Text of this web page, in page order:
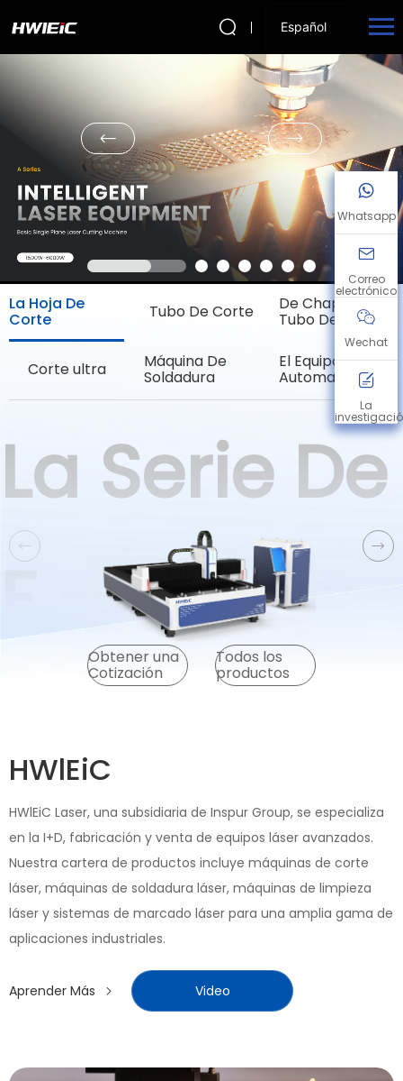
Español
La Hoja De
Corte Tubo De Corte De Chapa Y
Tubo De Corte
Corte ultra Máquina De
Soldadura
El Equipo De La
Automatización
La Serie De
Obtener una
Cotización
Todos los
productos
HWlEiC
HWlEiC Laser, una subsidiaria de Inspur Group, se especializa
en la I+D, fabricación y venta de equipos láser avanzados.
Nuestra cartera de productos incluye máquinas de corte
láser, máquinas de soldadura láser, máquinas de limpieza
láser y sistemas de marcado láser para una amplia gama de
aplicaciones industriales.
Aprender Más Video
Whatsapp
Correo
electrónico
Wechat
La